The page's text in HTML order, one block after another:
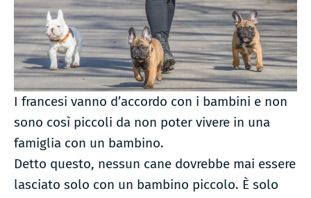
I francesi vanno d’accordo con i bambini e non
sono così piccoli da non poter vivere in una
famiglia con un bambino.
Detto questo, nessun cane dovrebbe mai essere
lasciato solo con un bambino piccolo. È solo